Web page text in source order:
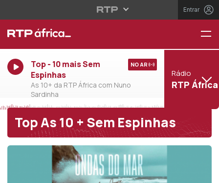
Entrar
Top - 10 mais Sem
Espinhas
As 10+ da RTP África com Nuno
Sardinha
NO AR
Rádio
RTP África
Top As 10 + Sem Espinhas